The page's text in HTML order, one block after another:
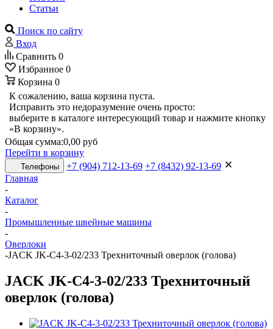
Статьи
Поиск по сайту
Вход
Сравнить 0
Избранное 0
Корзина 0
К сожалению, ваша корзина пуста.
Исправить это недоразумение очень просто:
выберите в каталоге интересующий товар и нажмите кнопку
«В корзину».
Общая сумма:0,00 руб
Перейти в корзину
Телефоны +7 (904) 712-13-69 +7 (8432) 92-13-69
Главная
-
Каталог
-
Промышленные швейные машины
-
Оверлоки
-JACK JK-C4-3-02/233 Трехниточный оверлок (голова)
JACK JK-C4-3-02/233 Трехниточный
оверлок (голова)